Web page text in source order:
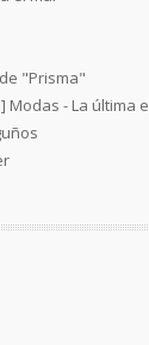
"Prisma"
Modas - La última